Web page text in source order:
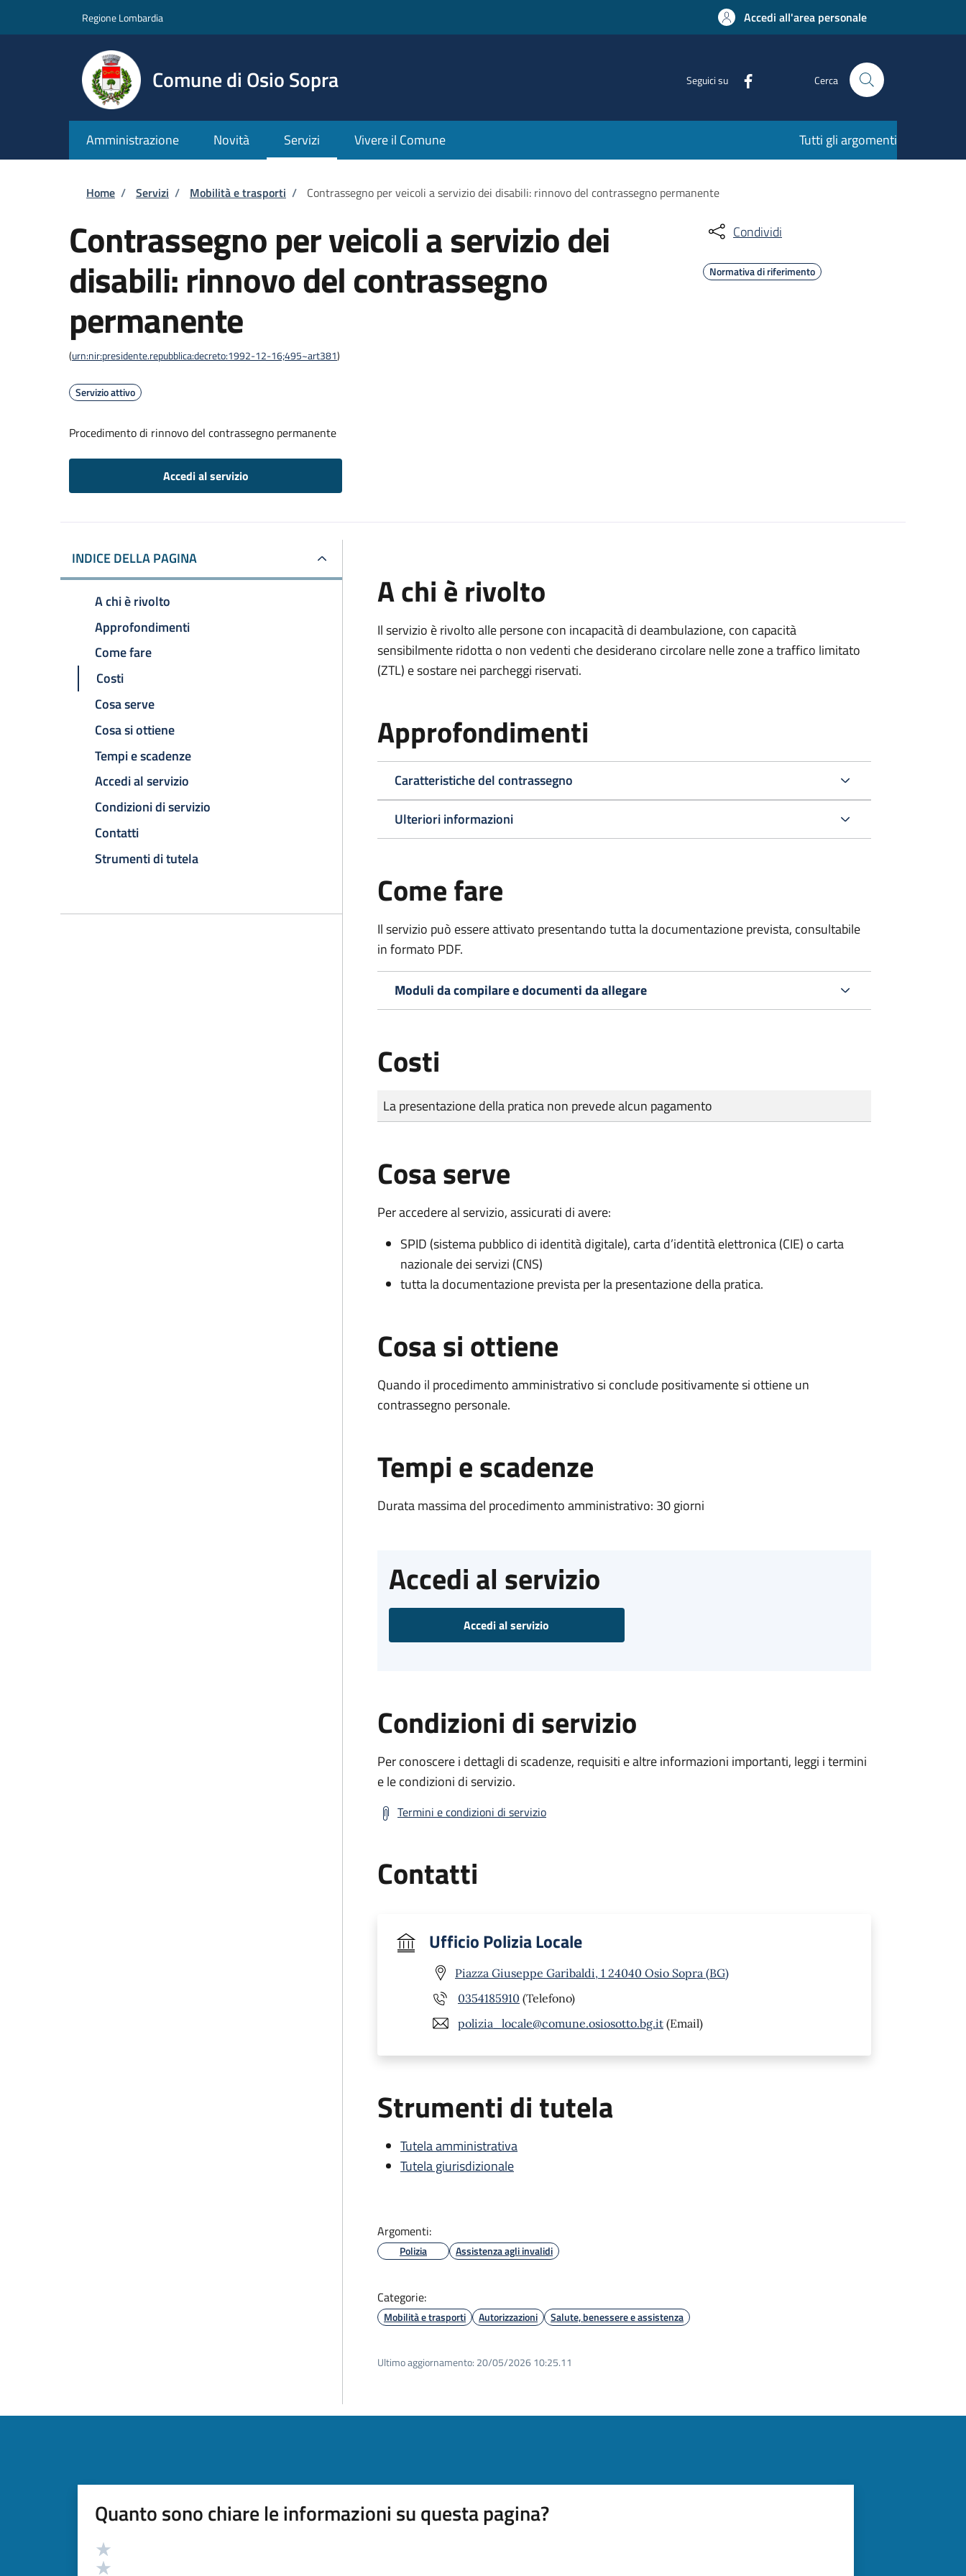
Regione Lombardia Accedi all'area personale
Comune di Osio Sopra Seguici su Cerca
Amministrazione Novità Servizi Vivere il Comune Tutti gli argomenti
Briciole di pane
Home / Servizi / Mobilità e trasporti / Contrassegno per veicoli a servizio dei disabili: rinnovo del contrassegno permanente
Contrassegno per veicoli a servizio dei
disabili: rinnovo del contrassegno
permanente
(urn:nir:presidente.repubblica:decreto:1992-12-16;495~art381)
Servizio attivo
Procedimento di rinnovo del contrassegno permanente
Accedi al servizio
Condividi
Normativa di riferimento
INDICE DELLA PAGINA
A chi è rivolto
Approfondimenti
Come fare
Costi
Cosa serve
Cosa si ottiene
Tempi e scadenze
Accedi al servizio
Condizioni di servizio
Contatti
Strumenti di tutela
A chi è rivolto
Il servizio è rivolto alle persone con incapacità di deambulazione, con capacità
sensibilmente ridotta o non vedenti che desiderano circolare nelle zone a traffico limitato
(ZTL) e sostare nei parcheggi riservati.
Approfondimenti
Caratteristiche del contrassegno
Ulteriori informazioni
Come fare
Il servizio può essere attivato presentando tutta la documentazione prevista, consultabile
in formato PDF.
Moduli da compilare e documenti da allegare
Costi
Tipo di pagamento
Importo
La presentazione della pratica non prevede alcun pagamento
Cosa serve
Per accedere al servizio, assicurati di avere:
SPID (sistema pubblico di identità digitale), carta d’identità elettronica (CIE) o carta
nazionale dei servizi (CNS)
tutta la documentazione prevista per la presentazione della pratica.
Cosa si ottiene
Quando il procedimento amministrativo si conclude positivamente si ottiene un
contrassegno personale.
Tempi e scadenze
Durata massima del procedimento amministrativo: 30 giorni
Accedi al servizio
Accedi al servizio
Condizioni di servizio
Per conoscere i dettagli di scadenze, requisiti e altre informazioni importanti, leggi i termini
e le condizioni di servizio.
Termini e condizioni di servizio
Contatti
Ufficio Polizia Locale
Piazza Giuseppe Garibaldi, 1 24040 Osio Sopra (BG)
0354185910 (Telefono)
polizia_locale@comune.osiosotto.bg.it (Email)
Strumenti di tutela
Tutela amministrativa
Tutela giurisdizionale
Argomenti:
Polizia Assistenza agli invalidi
Categorie:
Mobilità e trasporti Autorizzazioni Salute, benessere e assistenza
Ultimo aggiornamento: 20/05/2026 10:25.11
Quanto sono chiare le informazioni su questa pagina?
Valutazione